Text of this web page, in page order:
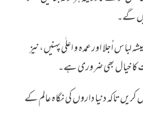
گے۔
لباس اُجلا اور عمدہ و اعلٰی پہنیں، نیز
کا خیال بھی ضروری ہے۔
کریں تاکہ دنیا داروں کی نگاہ عالم کے